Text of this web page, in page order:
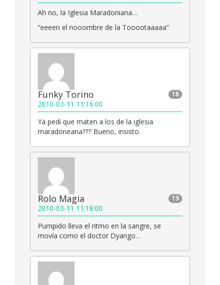
Ah no, la Iglesia Maradoniana…
“eeeen el nooombre de la Tooootaaaaa”
18
Funky Torino
2010-03-11 11:16:00
Ya pedi que maten a los de la iglesia
maradoneana??? Bueno, insisto.
19
Rolo Magia
2010-03-11 11:18:00
Pumpido lleva el ritmo en la sangre, se
movía como el doctor Dyango…